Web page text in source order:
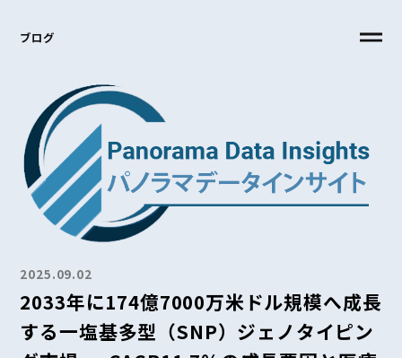
ブログ
2025.09.02
2033年に174億7000万米ドル規模へ成長
する一塩基多型（SNP）ジェノタイピン